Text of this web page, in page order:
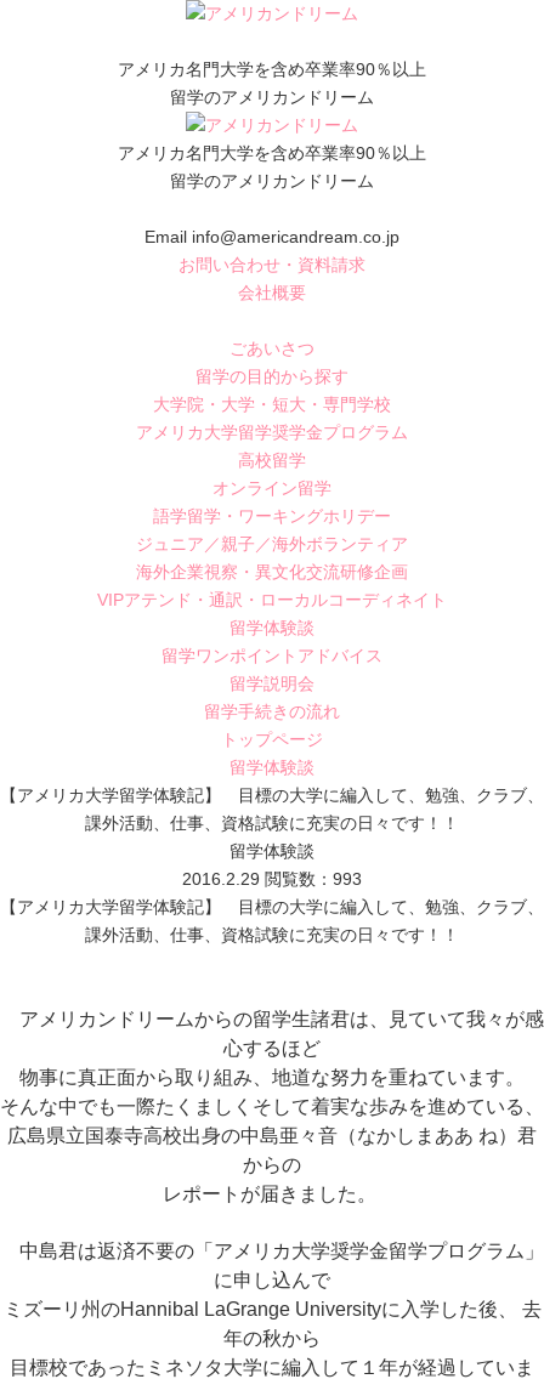
アメリカ名門大学を含め卒業率90％以上
留学のアメリカンドリーム
アメリカ名門大学を含め卒業率90％以上
留学のアメリカンドリーム
Email info@americandream.co.jp
お問い合わせ・資料請求
会社概要
ごあいさつ
留学の目的から探す
大学院・大学・短大・専門学校
アメリカ大学留学奨学金プログラム
高校留学
オンライン留学
語学留学・ワーキングホリデー
ジュニア／親子／海外ボランティア
海外企業視察・異文化交流研修企画
VIPアテンド・通訳・ローカルコーディネイト
留学体験談
留学ワンポイントアドバイス
留学説明会
留学手続きの流れ
トップページ
留学体験談
【アメリカ大学留学体験記】 目標の大学に編入して、勉強、クラブ、
課外活動、仕事、資格試験に充実の日々です！！
留学体験談
2016.2.29 閲覧数：993
【アメリカ大学留学体験記】 目標の大学に編入して、勉強、クラブ、
課外活動、仕事、資格試験に充実の日々です！！
アメリカンドリームからの留学生諸君は、
見ていて我々が感
心するほど
物事に真正面から取り組み、 地道な努力を重ねています。
そんな中でも一際たくましく そして着実な歩みを進めている、
広島県立国泰寺高校出身の中島亜々音（なかしまああ ね）君
からの
レポートが届きました。
中島君は返済不要の「アメリカ大学奨学金留学プログラム」
に申し込んで
ミズーリ州のHannibal LaGrange Universityに入学した後、 去
年の秋から
目標校であったミネソタ大学に編入して１年が経過していま